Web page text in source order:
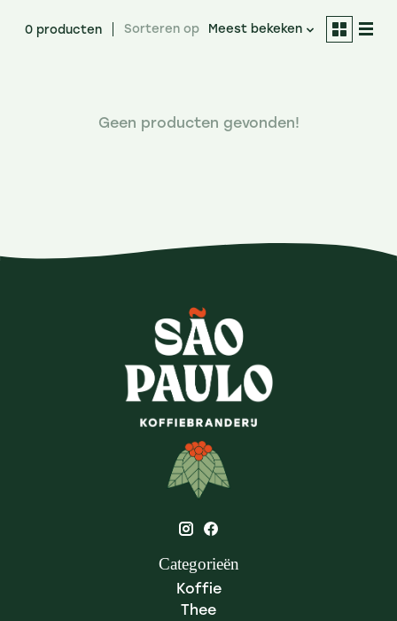
0 producten Sorteren op Meest bekeken
Geen producten gevonden!
Categorieën
Koffie
Thee